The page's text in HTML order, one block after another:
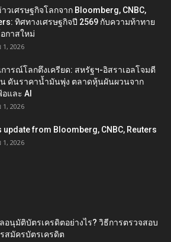
วเศรษฐกิจโลกจาก Bloomberg, CNBC,
ทิศทางเศรษฐกิจปี 2569 กับความท้าทาย
กาสใหม่
2026
ารณ์โลกตึงเครียด: สหรัฐฯ-อิสราเอลโจมตี
ดันราคาน้ำมันพุ่ง ตลาดหุ้นผันผวนจาก
อและ AI
2026
update from Bloomberg, CNBC, Reuters
2026
อนุมัติบัตรเครดิตอย่างไร? วิธีการตรวจสอบ
สมัครบัตรเครดิต